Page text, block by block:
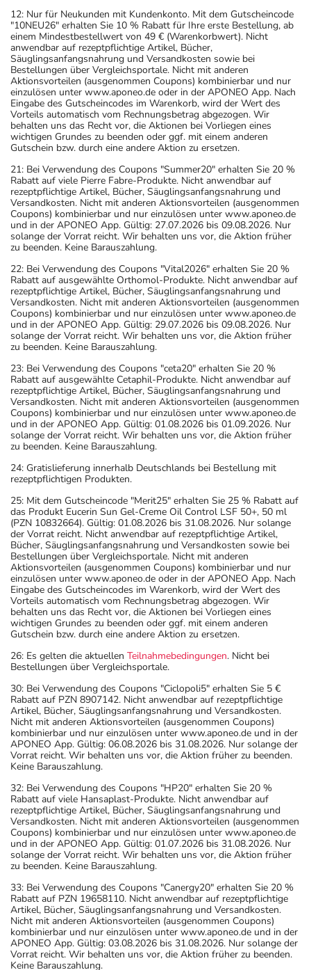
12: Nur für Neukunden mit Kundenkonto. Mit dem Gutscheincode
"10NEU26" erhalten Sie 10 % Rabatt für Ihre erste Bestellung, ab
einem Mindestbestellwert von 49 € (Warenkorbwert). Nicht
anwendbar auf rezeptpflichtige Artikel, Bücher,
Säuglingsanfangsnahrung und Versandkosten sowie bei
Bestellungen über Vergleichsportale. Nicht mit anderen
Aktionsvorteilen (ausgenommen Coupons) kombinierbar und nur
einzulösen unter www.aponeo.de oder in der APONEO App. Nach
Eingabe des Gutscheincodes im Warenkorb, wird der Wert des
Vorteils automatisch vom Rechnungsbetrag abgezogen. Wir
behalten uns das Recht vor, die Aktionen bei Vorliegen eines
wichtigen Grundes zu beenden oder ggf. mit einem anderen
Gutschein bzw. durch eine andere Aktion zu ersetzen.
21: Bei Verwendung des Coupons "Summer20" erhalten Sie 20 %
Rabatt auf viele Pierre Fabre-Produkte. Nicht anwendbar auf
rezeptpflichtige Artikel, Bücher, Säuglingsanfangsnahrung und
Versandkosten. Nicht mit anderen Aktionsvorteilen (ausgenommen
Coupons) kombinierbar und nur einzulösen unter www.aponeo.de
und in der APONEO App. Gültig: 27.07.2026 bis 09.08.2026. Nur
solange der Vorrat reicht. Wir behalten uns vor, die Aktion früher
zu beenden. Keine Barauszahlung.
22: Bei Verwendung des Coupons "Vital2026" erhalten Sie 20 %
Rabatt auf ausgewählte Orthomol-Produkte. Nicht anwendbar auf
rezeptpflichtige Artikel, Bücher, Säuglingsanfangsnahrung und
Versandkosten. Nicht mit anderen Aktionsvorteilen (ausgenommen
Coupons) kombinierbar und nur einzulösen unter www.aponeo.de
und in der APONEO App. Gültig: 29.07.2026 bis 09.08.2026. Nur
solange der Vorrat reicht. Wir behalten uns vor, die Aktion früher
zu beenden. Keine Barauszahlung.
23: Bei Verwendung des Coupons "ceta20" erhalten Sie 20 %
Rabatt auf ausgewählte Cetaphil-Produkte. Nicht anwendbar auf
rezeptpflichtige Artikel, Bücher, Säuglingsanfangsnahrung und
Versandkosten. Nicht mit anderen Aktionsvorteilen (ausgenommen
Coupons) kombinierbar und nur einzulösen unter www.aponeo.de
und in der APONEO App. Gültig: 01.08.2026 bis 01.09.2026. Nur
solange der Vorrat reicht. Wir behalten uns vor, die Aktion früher
zu beenden. Keine Barauszahlung.
24: Gratislieferung innerhalb Deutschlands bei Bestellung mit
rezeptpflichtigen Produkten.
25: Mit dem Gutscheincode "Merit25" erhalten Sie 25 % Rabatt auf
das Produkt Eucerin Sun Gel-Creme Oil Control LSF 50+, 50 ml
(PZN 10832664). Gültig: 01.08.2026 bis 31.08.2026. Nur solange
der Vorrat reicht. Nicht anwendbar auf rezeptpflichtige Artikel,
Bücher, Säuglingsanfangsnahrung und Versandkosten sowie bei
Bestellungen über Vergleichsportale. Nicht mit anderen
Aktionsvorteilen (ausgenommen Coupons) kombinierbar und nur
einzulösen unter www.aponeo.de oder in der APONEO App. Nach
Eingabe des Gutscheincodes im Warenkorb, wird der Wert des
Vorteils automatisch vom Rechnungsbetrag abgezogen. Wir
behalten uns das Recht vor, die Aktionen bei Vorliegen eines
wichtigen Grundes zu beenden oder ggf. mit einem anderen
Gutschein bzw. durch eine andere Aktion zu ersetzen.
26: Es gelten die aktuellen Teilnahmebedingungen. Nicht bei
Bestellungen über Vergleichsportale.
30: Bei Verwendung des Coupons "Ciclopoli5" erhalten Sie 5 €
Rabatt auf PZN 8907142. Nicht anwendbar auf rezeptpflichtige
Artikel, Bücher, Säuglingsanfangsnahrung und Versandkosten.
Nicht mit anderen Aktionsvorteilen (ausgenommen Coupons)
kombinierbar und nur einzulösen unter www.aponeo.de und in der
APONEO App. Gültig: 06.08.2026 bis 31.08.2026. Nur solange der
Vorrat reicht. Wir behalten uns vor, die Aktion früher zu beenden.
Keine Barauszahlung.
32: Bei Verwendung des Coupons "HP20" erhalten Sie 20 %
Rabatt auf viele Hansaplast-Produkte. Nicht anwendbar auf
rezeptpflichtige Artikel, Bücher, Säuglingsanfangsnahrung und
Versandkosten. Nicht mit anderen Aktionsvorteilen (ausgenommen
Coupons) kombinierbar und nur einzulösen unter www.aponeo.de
und in der APONEO App. Gültig: 01.07.2026 bis 31.08.2026. Nur
solange der Vorrat reicht. Wir behalten uns vor, die Aktion früher
zu beenden. Keine Barauszahlung.
33: Bei Verwendung des Coupons "Canergy20" erhalten Sie 20 %
Rabatt auf PZN 19658110. Nicht anwendbar auf rezeptpflichtige
Artikel, Bücher, Säuglingsanfangsnahrung und Versandkosten.
Nicht mit anderen Aktionsvorteilen (ausgenommen Coupons)
kombinierbar und nur einzulösen unter www.aponeo.de und in der
APONEO App. Gültig: 03.08.2026 bis 31.08.2026. Nur solange der
Vorrat reicht. Wir behalten uns vor, die Aktion früher zu beenden.
Keine Barauszahlung.